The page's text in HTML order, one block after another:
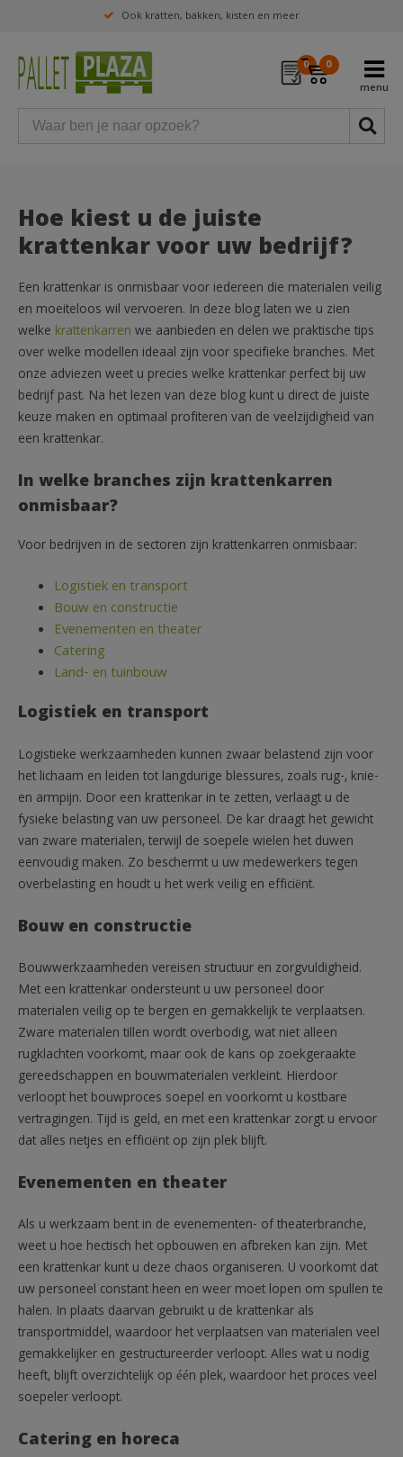
Ook kratten, bakken, kisten en meer
0 0
Hoe kiest u de juiste
krattenkar voor uw bedrijf?
Een krattenkar is onmisbaar voor iedereen die materialen veilig
en moeiteloos wil vervoeren. In deze blog laten we u zien
welke krattenkarren we aanbieden en delen we praktische tips
over welke modellen ideaal zijn voor specifieke branches. Met
onze adviezen weet u precies welke krattenkar perfect bij uw
bedrijf past. Na het lezen van deze blog kunt u direct de juiste
keuze maken en optimaal profiteren van de veelzijdigheid van
een krattenkar.
In welke branches zijn krattenkarren
onmisbaar?
Voor bedrijven in de sectoren zijn krattenkarren onmisbaar:
Logistiek en transport
Bouw en constructie
Evenementen en theater
Catering
Land- en tuinbouw
Logistiek en transport
Logistieke werkzaamheden kunnen zwaar belastend zijn voor
het lichaam en leiden tot langdurige blessures, zoals rug-, knie-
en armpijn. Door een krattenkar in te zetten, verlaagt u de
fysieke belasting van uw personeel. De kar draagt het gewicht
van zware materialen, terwijl de soepele wielen het duwen
eenvoudig maken. Zo beschermt u uw medewerkers tegen
overbelasting en houdt u het werk veilig en efficiënt.
Bouw en constructie
Bouwwerkzaamheden vereisen structuur en zorgvuldigheid.
Met een krattenkar ondersteunt u uw personeel door
materialen veilig op te bergen en gemakkelijk te verplaatsen.
Zware materialen tillen wordt overbodig, wat niet alleen
rugklachten voorkomt, maar ook de kans op zoekgeraakte
gereedschappen en bouwmaterialen verkleint. Hierdoor
verloopt het bouwproces soepel en voorkomt u kostbare
vertragingen. Tijd is geld, en met een krattenkar zorgt u ervoor
dat alles netjes en efficiënt op zijn plek blijft.
Evenementen en theater
Als u werkzaam bent in de evenementen- of theaterbranche,
weet u hoe hectisch het opbouwen en afbreken kan zijn. Met
een krattenkar kunt u deze chaos organiseren. U voorkomt dat
uw personeel constant heen en weer moet lopen om spullen te
halen. In plaats daarvan gebruikt u de krattenkar als
transportmiddel, waardoor het verplaatsen van materialen veel
gemakkelijker en gestructureerder verloopt. Alles wat u nodig
heeft, blijft overzichtelijk op één plek, waardoor het proces veel
soepeler verloopt.
Catering en horeca